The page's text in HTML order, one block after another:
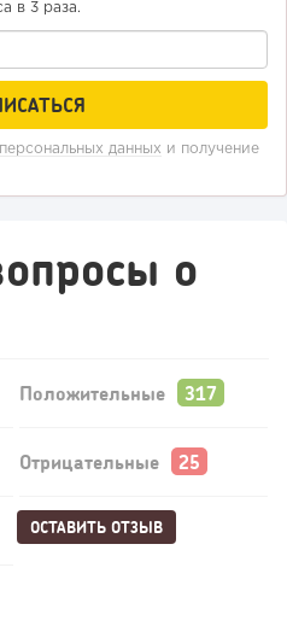
в 3 раза.
персональных данных и получение
о
Положительные
Отрицательные
ОСТАВИТЬ ОТЗЫВ